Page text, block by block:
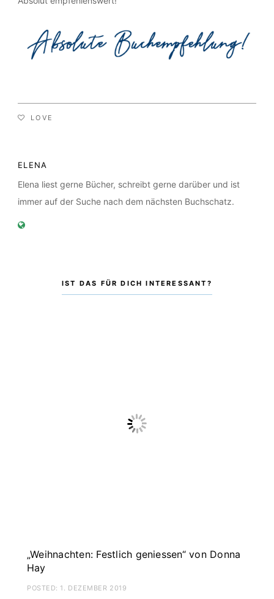
LOVE
ELENA
Elena liest gerne Bücher, schreibt gerne darüber und ist
immer auf der Suche nach dem nächsten Buchschatz.
IST DAS FÜR DICH INTERESSANT?
„Weihnachten: Festlich geniessen“ von Donna
Hay
POSTED: 1. DEZEMBER 2019